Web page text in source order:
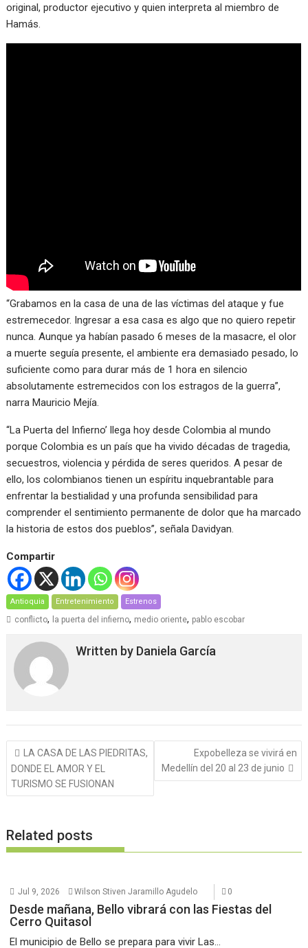
original, productor ejecutivo y quien interpreta al miembro de
Hamás.
“Grabamos en la casa de una de las víctimas del ataque y fue
estremecedor. Ingresar a esa casa es algo que no quiero repetir
nunca. Aunque ya habían pasado 6 meses de la masacre, el olor
a muerte seguía presente, el ambiente era demasiado pesado, lo
suficiente como para durar más de 1 hora en silencio
absolutamente estremecidos con los estragos de la guerra”,
narra Mauricio Mejía.
“La Puerta del Infierno’ llega hoy desde Colombia al mundo
porque Colombia es un país que ha vivido décadas de tragedia,
secuestros, violencia y pérdida de seres queridos. A pesar de
ello, los colombianos tienen un espíritu inquebrantable para
enfrentar la bestialidad y una profunda sensibilidad para
comprender el sentimiento permanente de dolor que ha marcado
la historia de estos dos pueblos”, señala Davidyan.
Compartir
Antioquia Entretenimiento Estrenos
conflicto, la puerta del infierno, medio oriente, pablo escobar
Written by Daniela García
Navegación
de
entradas
LA CASA DE LAS PIEDRITAS,
DONDE EL AMOR Y EL
TURISMO SE FUSIONAN
Expobelleza se vivirá en
Medellín del 20 al 23 de junio
Related posts
Jul 9, 2026 Wilson Stiven Jaramillo Agudelo 0
Desde mañana, Bello vibrará con las Fiestas del
Cerro Quitasol
El municipio de Bello se prepara para vivir Las...